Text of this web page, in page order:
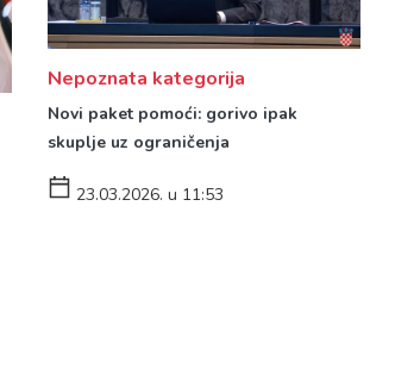
Nepoznata kategorija
Novi paket pomoći: gorivo ipak
skuplje uz ograničenja
23.03.2026. u 11:53